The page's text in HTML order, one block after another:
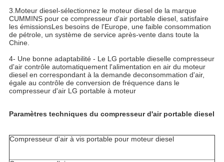
3.Moteur diesel-sélectionnez le moteur diesel de la marque
CUMMINS pour ce compresseur d'air portable diesel, satisfaire
les émissionsLes besoins de l'Europe, une faible consommation
de pétrole, un système de service après-vente dans toute la
Chine.
4- Une bonne adaptabilité - Le LG portable dieselle compresseur
d'air contrôle automatiquement l'alimentation en air du moteur
diesel en correspondant à la demande deconsommation d'air,
égale au contrôle de conversion de fréquence dans le
compresseur d'air LG portable à moteur
Paramètres techniques du compresseur d'air portable diesel
Compresseur d'air à vis portable pour moteur diesel